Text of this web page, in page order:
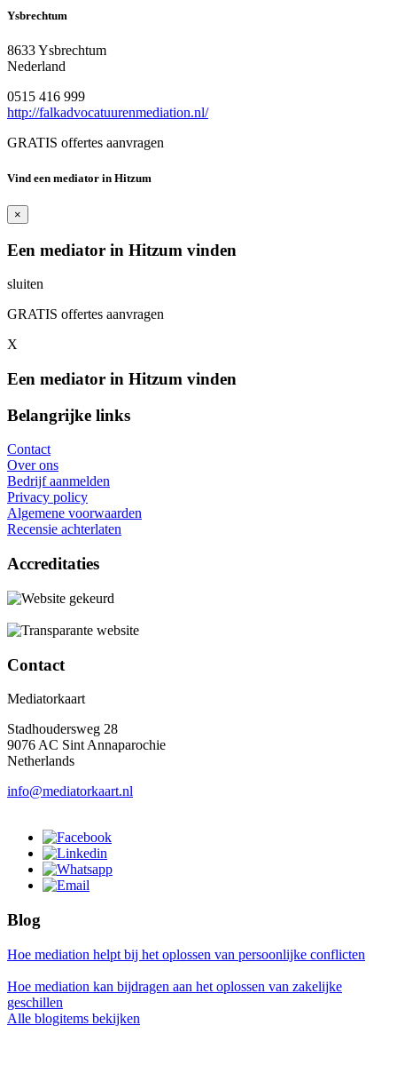
Ysbrechtum
8633 Ysbrechtum
Nederland
0515 416 999
http://falkadvocatuurenmediation.nl/
GRATIS offertes aanvragen
Vind een mediator in Hitzum
×
Een mediator in Hitzum vinden
sluiten
GRATIS offertes aanvragen
X
Een mediator in Hitzum vinden
Belangrijke links
Contact
Over ons
Bedrijf aanmelden
Privacy policy
Algemene voorwaarden
Recensie achterlaten
Accreditaties
Contact
Mediatorkaart
Stadhoudersweg 28
9076 AC Sint Annaparochie
Netherlands
info@mediatorkaart.nl
Blog
Hoe mediation helpt bij het oplossen van persoonlijke conflicten
Hoe mediation kan bijdragen aan het oplossen van zakelijke
geschillen
Alle blogitems bekijken